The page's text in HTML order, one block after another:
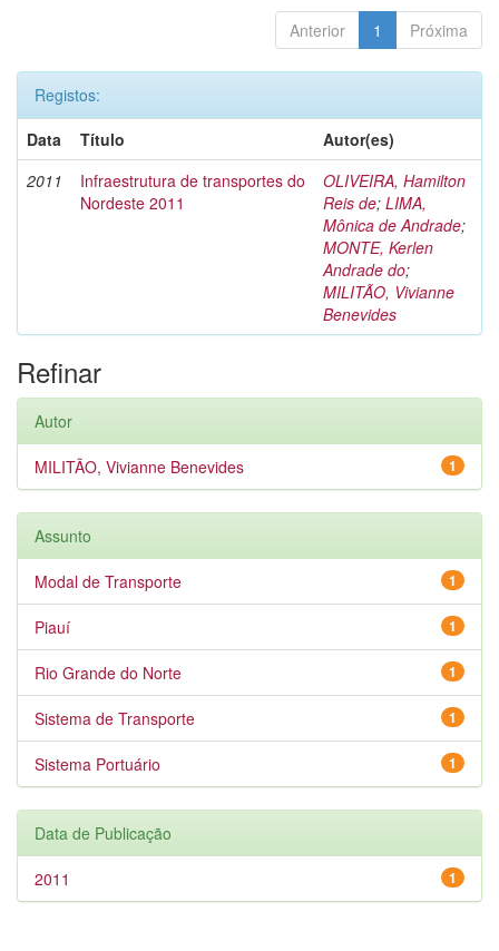
Anterior 1 Próxima
Registos:
Data
Título
Autor(es)
2011
Infraestrutura de transportes do
Nordeste 2011
OLIVEIRA, Hamilton
Reis de; LIMA,
Mônica de Andrade;
MONTE, Kerlen
Andrade do;
MILITÃO, Vivianne
Benevides
Refinar
Autor
1
MILITÃO, Vivianne Benevides
Assunto
1
Modal de Transporte
1
Piauí
1
Rio Grande do Norte
1
Sistema de Transporte
1
Sistema Portuário
Data de Publicação
1
2011